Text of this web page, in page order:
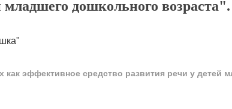
младшего дошкольного возраста".
как эффективное средство развития речи у детей